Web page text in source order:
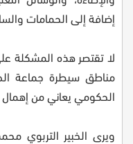
إضافة إلى الحمامات
لا تقتصر هذه المشكلة
مناطق سيطرة جماعة
الحكومي يعاني من
ويرى الخبير التربوي